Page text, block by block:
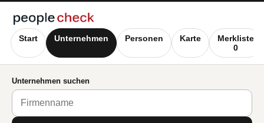
Start Unternehmen Personen Karte
Merkliste
0
Unternehmen suchen